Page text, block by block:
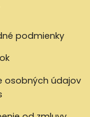
podmienky
osobných údajov